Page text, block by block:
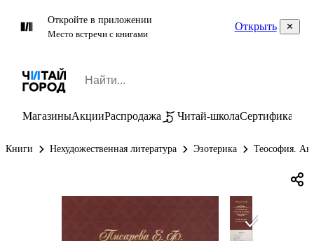
Откройте в приложении
Место встречи с книгами
Открыть
МагазиныАкцииРаспродажа Читай-школаСертификаты
Книги Нехудожественная литература Эзотерика Теософия.